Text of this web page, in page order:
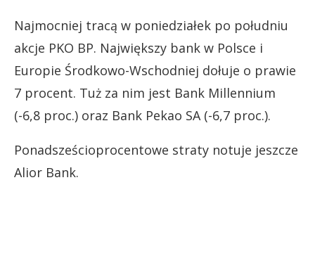
Najmocniej tracą w poniedziałek po południu
akcje PKO BP. Największy bank w Polsce i
Europie Środkowo-Wschodniej dołuje o prawie
7 procent. Tuż za nim jest Bank Millennium
(-6,8 proc.) oraz Bank Pekao SA (-6,7 proc.).
Ponadsześcioprocentowe straty notuje jeszcze
Alior Bank.